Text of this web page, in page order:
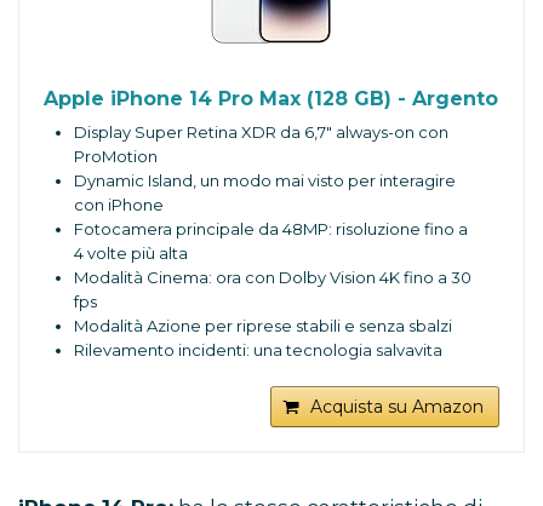
Apple iPhone 14 Pro Max (128 GB) - Argento
Display Super Retina XDR da 6,7" always-on con
ProMotion
Dynamic Island, un modo mai visto per interagire
con iPhone
Fotocamera principale da 48MP: risoluzione fino a
4 volte più alta
Modalità Cinema: ora con Dolby Vision 4K fino a 30
fps
Modalità Azione per riprese stabili e senza sbalzi
Rilevamento incidenti: una tecnologia salvavita
Una batteria che dura tutto il giorno e ti dà fino a 29
ore di riproduzione video
Ceramic Shield e resistenza all’acqua per una
Acquista su Amazon